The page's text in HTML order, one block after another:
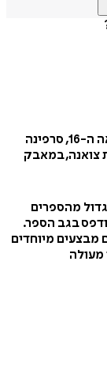
בין קירות מנזר סנטה קתרינה בפרארה של המאה ה-16, סרפינה
צואנה, במאבק
מהספרים
בגב הספר.
מבצעים מיוחדים
מעולה